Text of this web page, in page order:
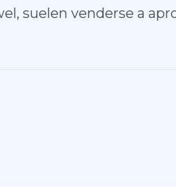
suelen venderse a